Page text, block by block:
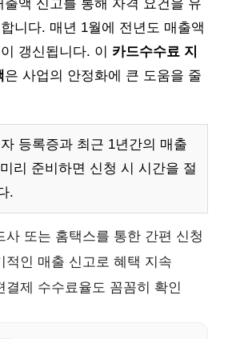
출액 신고를 통해 자격 요건을 유
니다. 매년 1월에 전년도 매출액
갱신됩니다. 이 카드수수료 지
은 사업의 안정화에 큰 도움을 줄
등록증과 최근 1년간의 매출
리 준비하면 신청 시 시간을 절
.
사 또는 홈택스를 통한 간편 신청
적인 매출 신고로 혜택 지속
결제 수수료율도 꼼꼼히 확인